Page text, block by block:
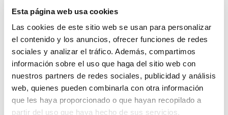
Esta página web usa cookies
Las cookies de este sitio web se usan para personalizar
el contenido y los anuncios, ofrecer funciones de redes
sociales y analizar el tráfico. Además, compartimos
información sobre el uso que haga del sitio web con
nuestros partners de redes sociales, publicidad y análisis
web, quienes pueden combinarla con otra información
que les haya proporcionado o que hayan recopilado a
partir del uso que haya hecho de sus servicios.
con tu primera compra.
Apúntatea nuestra newsletter para recibir nuestras ofertas
disfruta de
un 10% de descuento en tu primera compra.